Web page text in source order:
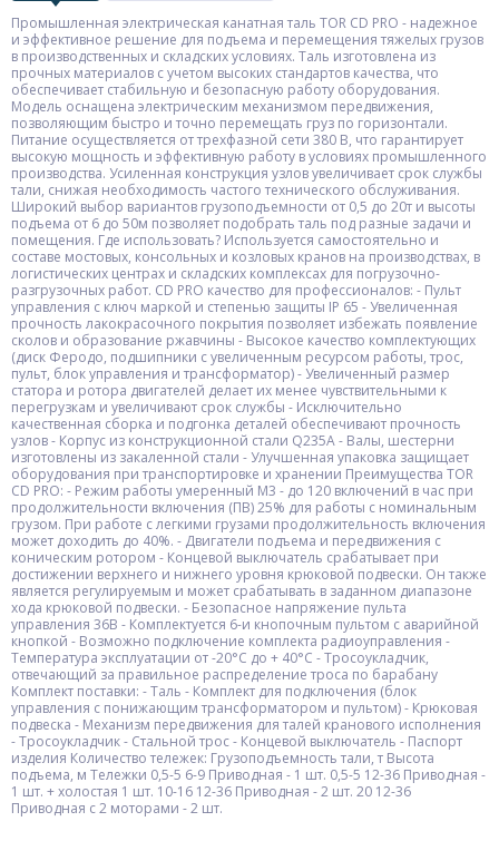
Промышленная электрическая канатная таль TOR CD PRO - надежное
и эффективное решение для подъема и перемещения тяжелых грузов
в производственных и складских условиях. Таль изготовлена из
прочных материалов с учетом высоких стандартов качества, что
обеспечивает стабильную и безопасную работу оборудования.
Модель оснащена электрическим механизмом передвижения,
позволяющим быстро и точно перемещать груз по горизонтали.
Питание осуществляется от трехфазной сети 380 В, что гарантирует
высокую мощность и эффективную работу в условиях промышленного
производства. Усиленная конструкция узлов увеличивает срок службы
тали, снижая необходимость частого технического обслуживания.
Широкий выбор вариантов грузоподъемности от 0,5 до 20т и высоты
подъема от 6 до 50м позволяет подобрать таль под разные задачи и
помещения. Где использовать? Используется самостоятельно и
составе мостовых, консольных и козловых кранов на производствах, в
логистических центрах и складских комплексах для погрузочно-
разгрузочных работ. CD PRO качество для профессионалов: - Пульт
управления с ключ маркой и степенью защиты IP 65 - Увеличенная
прочность лакокрасочного покрытия позволяет избежать появление
сколов и образование ржавчины - Высокое качество комплектующих
(диск Феродо, подшипники с увеличенным ресурсом работы, трос,
пульт, блок управления и трансформатор) - Увеличенный размер
статора и ротора двигателей делает их менее чувствительными к
перегрузкам и увеличивают срок службы - Исключительно
качественная сборка и подгонка деталей обеспечивают прочность
узлов - Корпус из конструкционной стали Q235A - Валы, шестерни
изготовлены из закаленной стали - Улучшенная упаковка защищает
оборудования при транспортировке и хранении Преимущества TOR
CD PRO: - Режим работы умеренный М3 - до 120 включений в час при
продолжительности включения (ПВ) 25% для работы с номинальным
грузом. При работе с легкими грузами продолжительность включения
может доходить до 40%. - Двигатели подъема и передвижения с
коническим ротором - Концевой выключатель срабатывает при
достижении верхнего и нижнего уровня крюковой подвески. Он также
является регулируемым и может срабатывать в заданном диапазоне
хода крюковой подвески. - Безопасное напряжение пульта
управления 36В - Комплектуется 6-и кнопочным пультом с аварийной
кнопкой - Возможно подключение комплекта радиоуправления -
Температура эксплуатации от -20°C до + 40°C - Тросоукладчик,
отвечающий за правильное распределение троса по барабану
Комплект поставки: - Таль - Комплект для подключения (блок
управления с понижающим трансформатором и пультом) - Крюковая
подвеска - Механизм передвижения для талей кранового исполнения
- Тросоукладчик - Стальной трос - Концевой выключатель - Паспорт
изделия Количество тележек: Грузоподъемность тали, т Высота
подъема, м Тележки 0,5-5 6-9 Приводная - 1 шт. 0,5-5 12-36 Приводная -
1 шт. + холостая 1 шт. 10-16 12-36 Приводная - 2 шт. 20 12-36
Приводная с 2 моторами - 2 шт.